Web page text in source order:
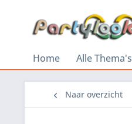
Home Alle Thema's
Naar overzicht